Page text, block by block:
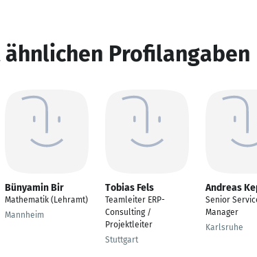
Profilangaben
Bünyamin Bir
Mathematik (Lehramt)
Mannheim
Tobias Fels
Teamleiter ERP-
Consulting /
Projektleiter
Stuttgart
Andreas
Senior
Manager
Karlsruhe